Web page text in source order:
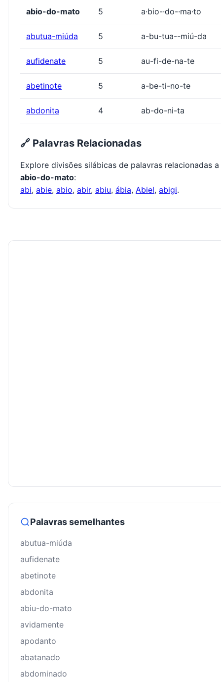
abio-do-mato 5 a·bio-·do-·ma·to
abutua-miúda 5 a-bu-tua--miú-da
aufidenate 5 au-fi-de-na-te
abetinote 5 a-be-ti-no-te
abdonita 4 ab-do-ni-ta
🔗 Palavras Relacionadas
Explore divisões silábicas de palavras relacionadas a
abio-do-mato:
abi, abie, abio, abir, abiu, ábia, Abiel, abigi.
Palavras semelhantes
abutua-miúda
aufidenate
abetinote
abdonita
abiu-do-mato
avidamente
apodanto
abatanado
abdominado